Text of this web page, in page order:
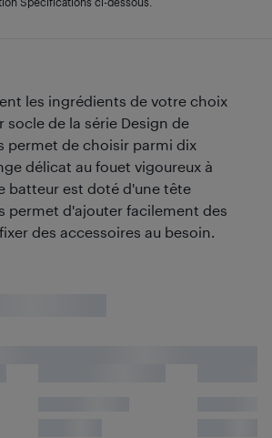
les ingrédients de votre choix
socle de la série Design de
permet de choisir parmi dix
délicat au fouet vigoureux à
batteur est doté d'une tête
permet d'ajouter facilement des
des accessoires au besoin.